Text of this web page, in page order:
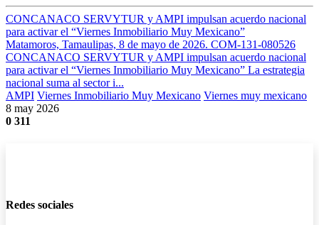
CONCANACO SERVYTUR y AMPI impulsan acuerdo nacional
para activar el “Viernes Inmobiliario Muy Mexicano”
Matamoros, Tamaulipas, 8 de mayo de 2026. COM-131-080526
CONCANACO SERVYTUR y AMPI impulsan acuerdo nacional
para activar el “Viernes Inmobiliario Muy Mexicano” La estrategia
nacional suma al sector i...
AMPI Viernes Inmobiliario Muy Mexicano Viernes muy mexicano
8 may 2026
0 311
Redes sociales